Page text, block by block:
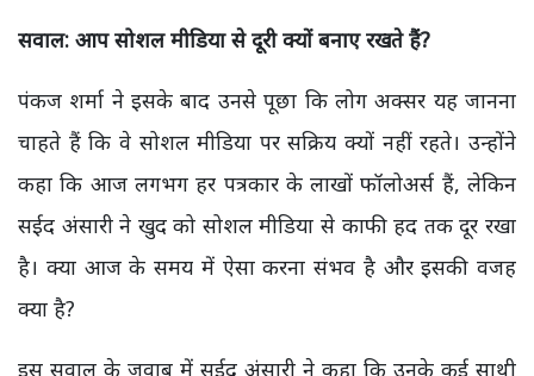
सवाल: आप सोशल मीडिया से दूरी क्यों बनाए रखते हैं?
पंकज शर्मा ने इसके बाद उनसे पूछा कि लोग अक्सर यह जानना
चाहते हैं कि वे सोशल मीडिया पर सक्रिय क्यों नहीं रहते। उन्होंने
कहा कि आज लगभग हर पत्रकार के लाखों फॉलोअर्स हैं, लेकिन
सईद अंसारी ने खुद को सोशल मीडिया से काफी हद तक दूर रखा
है। क्या आज के समय में ऐसा करना संभव है और इसकी वजह
क्या है?
इस सवाल के जवाब में सईद अंसारी ने कहा कि उनके कई साथी